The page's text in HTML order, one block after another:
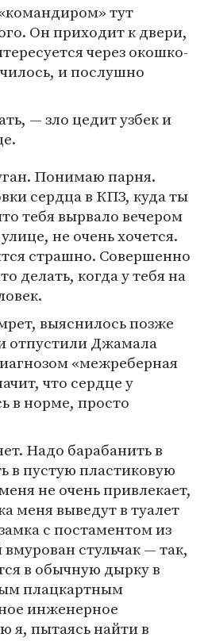
тут
Он приходит к двери,
через окошко-
и послушно
— зло цедит узбек и
Понимаю парня.
сердца в КПЗ, куда ты
тебя вырвало вечером
не очень хочется.
страшно. Совершенно
делать, когда у тебя на
выяснилось позже
отпустили Джамала
«межреберная
что сердце у
в норме, просто
Надо барабанить в
в пустую пластиковую
не очень привлекает,
меня выведут в туалет
с постаментом из
стульчак — так,
в обычную дырку в
плацкартным
инженерное
я, пытаясь найти в